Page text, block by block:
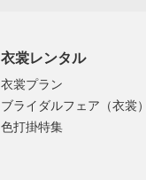
衣裳レンタル
衣裳プラン
ブライダルフェア（衣裳）
色打掛特集